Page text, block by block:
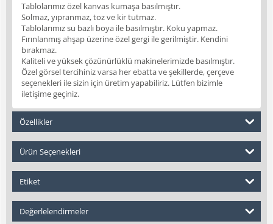
Tablolarımız özel kanvas kumaşa basılmıştır.
Solmaz, yıpranmaz, toz ve kir tutmaz.
Tablolarımız su bazlı boya ile basılmıştır. Koku yapmaz.
Fırınlanmış ahşap üzerine özel gergi ile gerilmiştir. Kendini
bırakmaz.
Kaliteli ve yüksek çözünürlüklü makinelerimizde basılmıştır.
Özel görsel tercihiniz varsa her ebatta ve şekillerde, çerçeve
seçenekleri ile sizin için üretim yapabiliriz. Lütfen bizimle
iletişime geçiniz.
Özellikler
Ürün Seçenekleri
Etiket
Değerlelendirmeler